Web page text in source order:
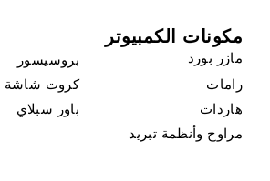
مكونات الكمبيوتر
مازر بورد
بروسيسور
رامات
كروت شاشة
هاردات
باور سبلاي
مراوح وأنظمة تبريد